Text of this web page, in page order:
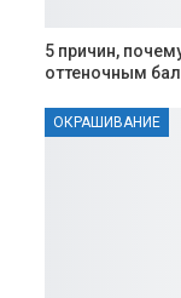
5 причин,
оттеночным
ОКРАШИВАНИЕ